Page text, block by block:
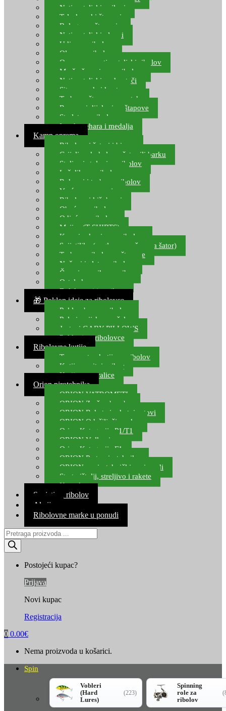
Natjecateljski najloni
Teleskopski štapovi
Bolognese štapovi
Natjecateljski plovci
Udice za ribolov
Olovo za ribolov
Oprema za natjecateljski ribolov
Mreže čuvarice za ribolov
Natjecateljski podmetači
Sito, posude i kante
Torbe za štapove – match
Rezervni dijelovi za štapove
Starlete za ribolov
Izrada pehara i medalja
Kamp oprema
Ribolovni šatori i bivvy
Grijalice, kuhala za šator ili barku
Stolice i stolovi za ribolov
Ležaljke za ribolov
Ruksaci i torbe za ribolov
Vreće za spavanje
Ribolovni kišobrani
Obuća za ribolov
Odjeća za ribolov
Majice (T-SHIRTS)
Kape i rukavice za ribolov
Svijetiljke (naglavne, ručne, za šator)
Torbe za ribolovne štapove
Noževi i alat za ribolov
Čamci za prihranu ribe
Ostala kamp oprema
Dalekozori i optika
🎁 Poklon ideje za ribolovce
Poklon bon za ribolov
Polarizacijske naočale
Jastuci GABY PILLOWS
Pokloni za ribolovce
Ribolovne kutije
Transportne kutije za ribolov
Kutije za sitni pribor
Kutije za varalice
Orion pirotehnika
ORION VATROMETI
ORION Zračne bombe
ORION Rakete i raketni setovi
ORION Odašiljači zvuka
Orion Kategorija P1/T1
ORION Vulkani
Orion Kategorija F1
ORION Party pirotehnika
ORION nepirotehnički proizvodi
Start pištolji, streljivo i rakete
Kontakt
Savjeti za ribolov
Akcija
Ribolovne marke u ponudi
Products
search
Postojeći kupac?
Prijava
Novi kupac
Registracija
0 0.00€
Nema proizvoda u košarici.
Spin
Vobleri
(Hard
Lures)
(223)
Spinning
role za
ribolov